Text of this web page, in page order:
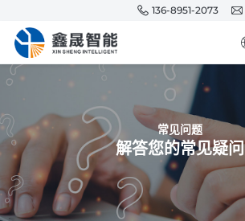
136-8951-2073
常见问题
解答您的常见疑问